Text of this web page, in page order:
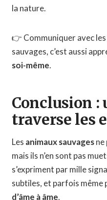
la nature.
👉 Communiquer avec
sauvages, c’est aussi
soi-même.
Conclusion :
traverse les
Les animaux sauvagesne
mais ils n’en sont pas
s’expriment par mille
subtiles, et parfois même
d’âme à âme.